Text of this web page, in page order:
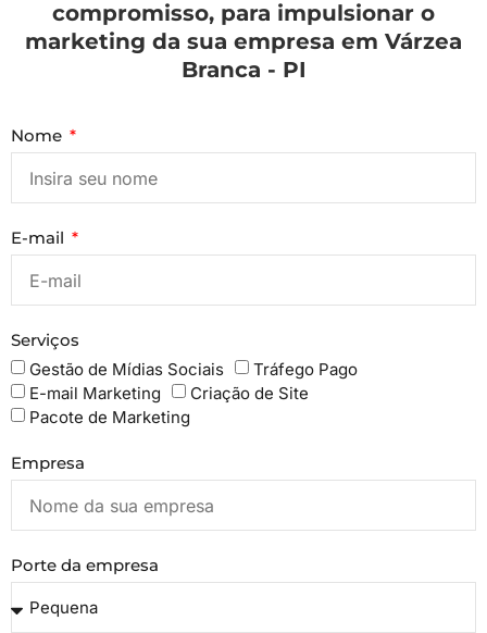
compromisso, para impulsionar o
marketing da sua empresa em Várzea
Branca - PI
Nome
E-mail
Serviços
Gestão de Mídias Sociais
Tráfego Pago
E-mail Marketing
Criação de Site
Pacote de Marketing
Empresa
Porte da empresa